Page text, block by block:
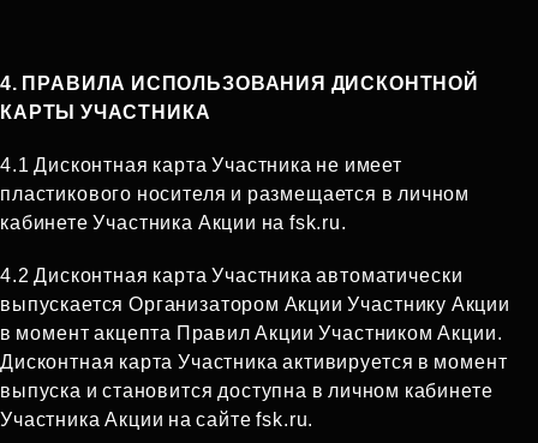
4. ПРАВИЛА ИСПОЛЬЗОВАНИЯ ДИСКОНТНОЙ
КАРТЫ УЧАСТНИКА
4.1 Дисконтная карта Участника не имеет
пластикового носителя и размещается в личном
кабинете Участника Акции на fsk.ru.
4.2 Дисконтная карта Участника автоматически
выпускается Организатором Акции Участнику Акции
в момент акцепта Правил Акции Участником Акции.
Дисконтная карта Участника активируется в момент
выпуска и становится доступна в личном кабинете
Участника Акции на сайте fsk.ru.